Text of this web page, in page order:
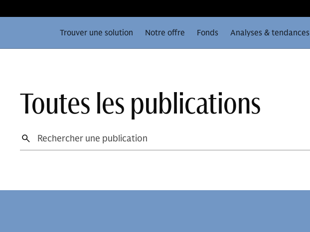
Trouver une solution Notre offre Fonds Analyses & tendances
Toutes les publications